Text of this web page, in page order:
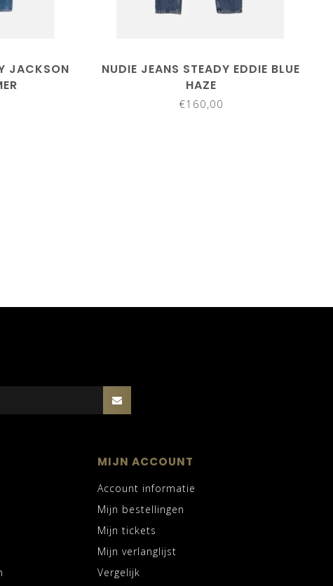
JACKSON
NUDIE JEANS STEADY EDDIE BLUE
HAZE
€160,00
MIJN ACCOUNT
Account informatie
Mijn bestellingen
Mijn tickets
Mijn verlanglijst
Vergelijk